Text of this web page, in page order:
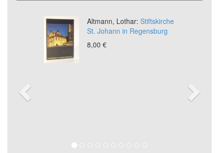
Altmann, Lothar: Stiftskirche
St. Johann in Regensburg
8,00 €
Previous